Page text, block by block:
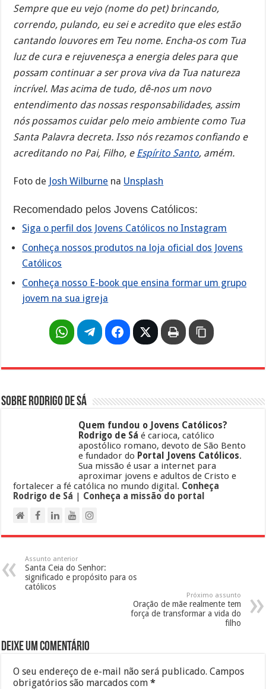
Sempre que eu vejo (nome do pet) brincando,
correndo, pulando, eu sei e acredito que eles estão
cantando louvores em Teu nome. Encha-os com Tua
luz de cura e rejuvenesça a energia deles para que
possam continuar a ser prova viva da Tua natureza
incrível. Mas acima de tudo, dê-nos um novo
entendimento das nossas responsabilidades, assim
nós possamos cuidar pelo meio ambiente como Tua
Santa Palavra decreta. Isso nós rezamos confiando e
acreditando no Pai, Filho, e Espírito Santo, amém.
Foto de Josh Wilburne na Unsplash
Recomendado pelos Jovens Católicos:
Siga o perfil dos Jovens Católicos no Instagram
Conheça nossos produtos na loja oficial dos Jovens
Católicos
Conheça nosso E-book que ensina formar um grupo
jovem na sua igreja
Sobre Rodrigo de Sá
Quem fundou o Jovens Católicos?
Rodrigo de Sá é carioca, católico
apostólico romano, devoto de São Bento
e fundador do Portal Jovens Católicos.
Sua missão é usar a internet para
aproximar jovens e adultos de Cristo e
fortalecer a fé católica no mundo digital. Conheça
Rodrigo de Sá | Conheça a missão do portal
Assunto anterior
Santa Ceia do Senhor:
significado e propósito para os
católicos
Próximo assunto
Oração de mãe realmente tem
força de transformar a vida do
filho
Deixe um comentário
O seu endereço de e-mail não será publicado. Campos
obrigatórios são marcados com*